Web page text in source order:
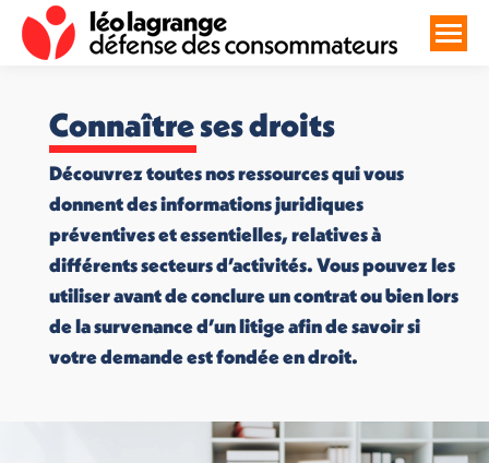
Connaître ses droits
Découvrez toutes nos ressources qui vous
donnent des informations juridiques
préventives et essentielles, relatives à
différents secteurs d’activités. Vous pouvez les
utiliser avant de conclure un contrat ou bien lors
de la survenance d’un litige afin de savoir si
votre demande est fondée en droit.